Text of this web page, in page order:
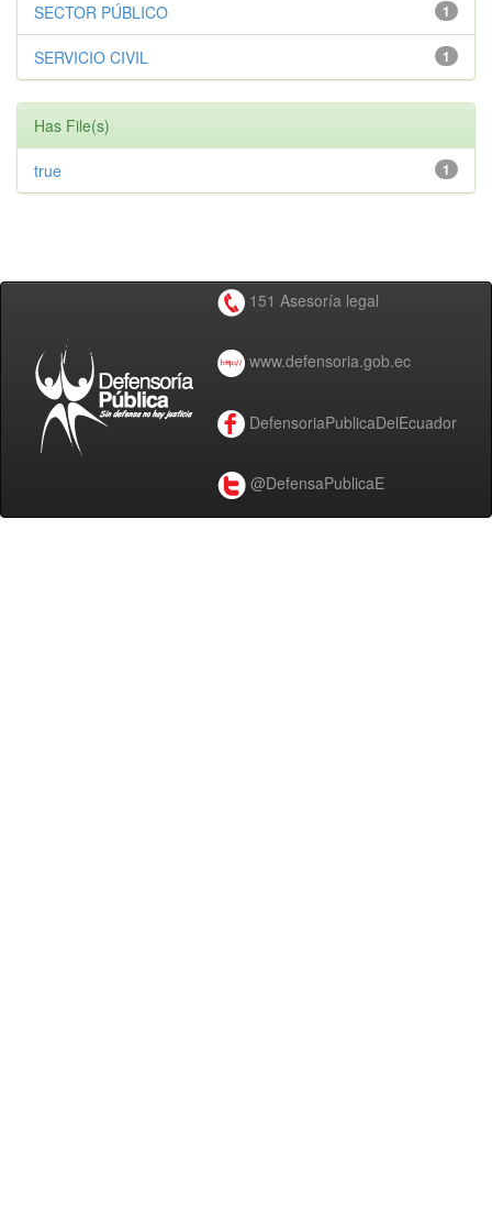
1
SECTOR PÚBLICO
1
SERVICIO CIVIL
Has File(s)
1
true
151 Asesoría legal
www.defensoria.gob.ec
DefensoriaPublicaDelEcuador
@DefensaPublicaE